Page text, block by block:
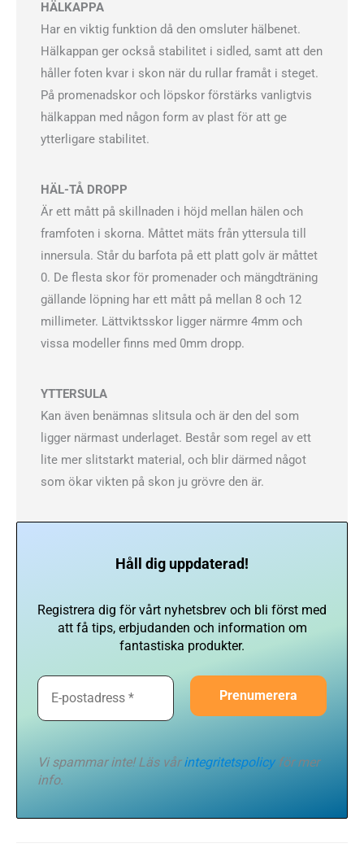
HÄLKAPPA
Har en viktig funktion då den omsluter hälbenet.
Hälkappan ger också stabilitet i sidled, samt att den
håller foten kvar i skon när du rullar framåt i steget.
På promenadskor och löpskor förstärks vanligtvis
hälkappan med någon form av plast för att ge
ytterligare stabilitet.
HÄL-TÅ DROPP
Är ett mått på skillnaden i höjd mellan hälen och
framfoten i skorna. Måttet mäts från yttersula till
innersula. Står du barfota på ett platt golv är måttet
0. De flesta skor för promenader och mängdträning
gällande löpning har ett mått på mellan 8 och 12
millimeter. Lättviktsskor ligger närmre 4mm och
vissa modeller finns med 0mm dropp.
YTTERSULA
Kan även benämnas slitsula och är den del som
ligger närmast underlaget. Består som regel av ett
lite mer slitstarkt material, och blir därmed något
som ökar vikten på skon ju grövre den är.
Håll dig uppdaterad!
Registrera dig för vårt nyhetsbrev och bli först med
att få tips, erbjudanden och information om
fantastiska produkter.
Vi spammar inte! Läs vårintegritetspolicyför mer
info.